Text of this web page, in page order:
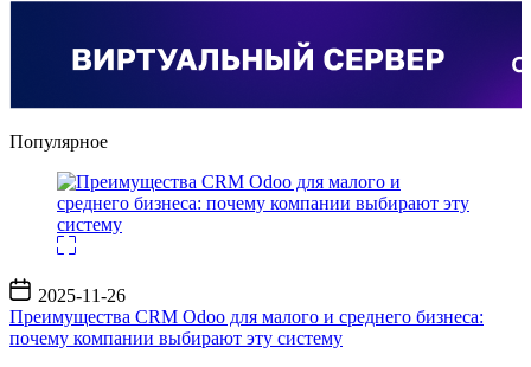
Популярное
Дата
записи
2025-11-26
Преимущества CRM Odoo для малого и среднего бизнеса:
почему компании выбирают эту систему